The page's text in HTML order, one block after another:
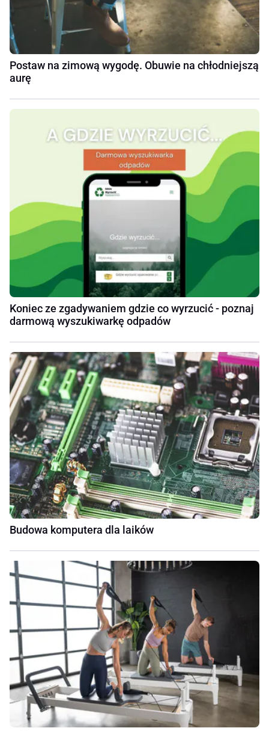
Postaw na zimową wygodę. Obuwie na chłodniejszą
aurę
Koniec ze zgadywaniem gdzie co wyrzucić - poznaj
darmową wyszukiwarkę odpadów
Budowa komputera dla laików